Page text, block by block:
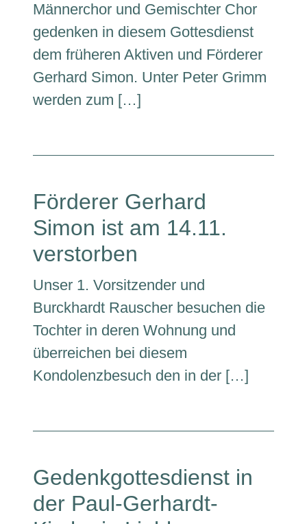
Männerchor und Gemischter Chor
gedenken in diesem Gottesdienst
dem früheren Aktiven und Förderer
Gerhard Simon. Unter Peter Grimm
werden zum […]
Förderer Gerhard
Simon ist am 14.11.
verstorben
Unser 1. Vorsitzender und
Burckhardt Rauscher besuchen die
Tochter in deren Wohnung und
überreichen bei diesem
Kondolenzbesuch den in der […]
Gedenkgottesdienst in
der Paul-Gerhardt-